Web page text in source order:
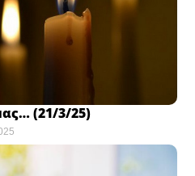
(21/3/25)